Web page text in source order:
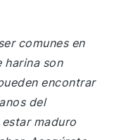
comunes en
harina son
encontrar
del
maduro